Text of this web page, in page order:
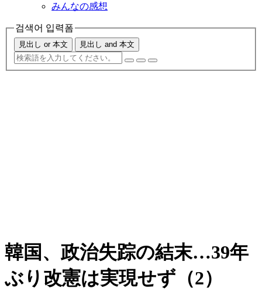
みんなの感想
검색어 입력폼
見出し or 本文 見出し and 本文
韓国、政治失踪の結末…39年
ぶり改憲は実現せず（2）